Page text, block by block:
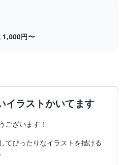
1,000円〜
イラストかいてます
ございます！
てぴったりなイラストを描ける